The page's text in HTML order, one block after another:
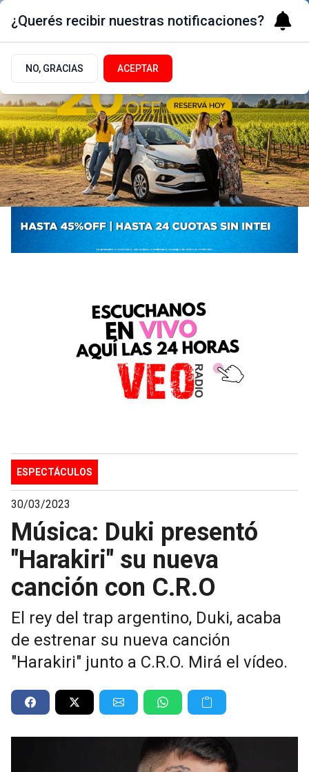
ESPECTÁCULOS
30/03/2023
Música: Duki presentó
"Harakiri" su nueva
canción con C.R.O
El rey del trap argentino, Duki, acaba
de estrenar su nueva canción
"Harakiri" junto a C.R.O. Mirá el vídeo.
¿Querés recibir nuestras notificaciones?
NO, GRACIAS ACEPTAR